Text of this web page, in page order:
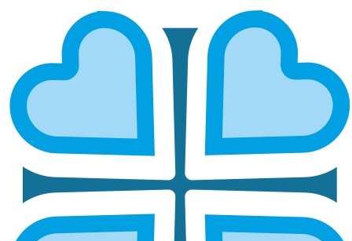
ЛЕТНЕЕ СЛУЖЕНИЕ МИЛОСЕРДИЯ
В ПЕНЗЕНСКОЙ ЕПАРХИИ – ЗАБОТА
О ДЕТЯХ И ВЕТЕРАНАХ
НОВОСТИ
ЛЕТНЕЕ СЛУЖЕНИЕ МИЛОСЕРДИЯ В ПЕНЗЕНСКОЙ ЕПАРХИИ –
ЗАБОТА О ДЕТЯХ И ВЕТЕРАНАХ